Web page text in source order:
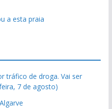
a esta praia
tráfico de droga. Vai ser
7 de agosto)